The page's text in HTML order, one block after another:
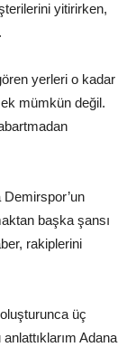
yitirirken,
yerleri o kadar
mümkün değil.
başka şansı
rakiplerini
üç
Adana